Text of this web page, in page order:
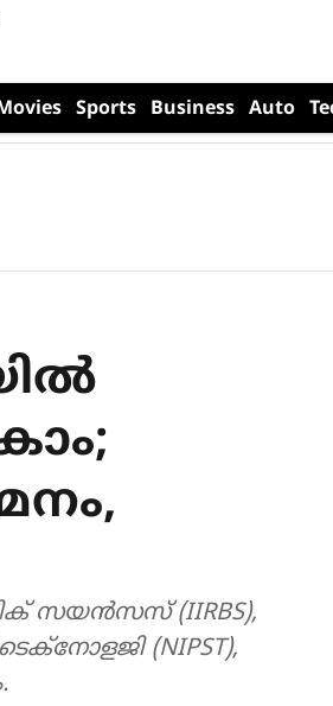
Sports Business Auto
സയൻസസ് (IIRBS),
(NIPST),